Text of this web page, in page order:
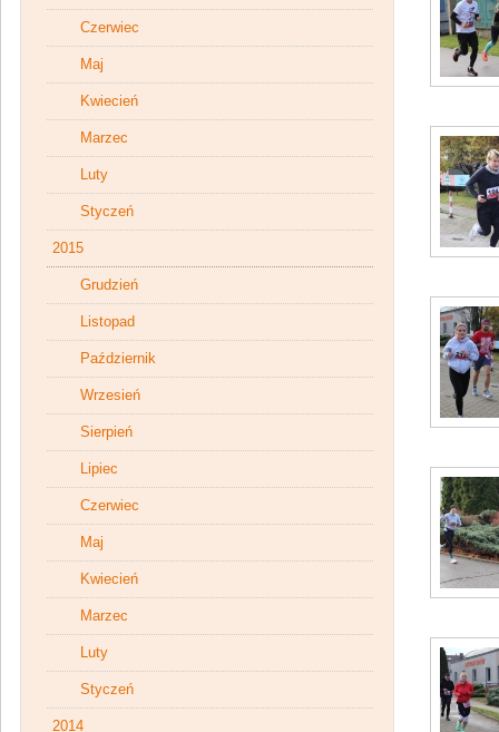
Czerwiec
Maj
Kwiecień
Marzec
Luty
Styczeń
2015
Grudzień
Listopad
Październik
Wrzesień
Sierpień
Lipiec
Czerwiec
Maj
Kwiecień
Marzec
Luty
Styczeń
2014